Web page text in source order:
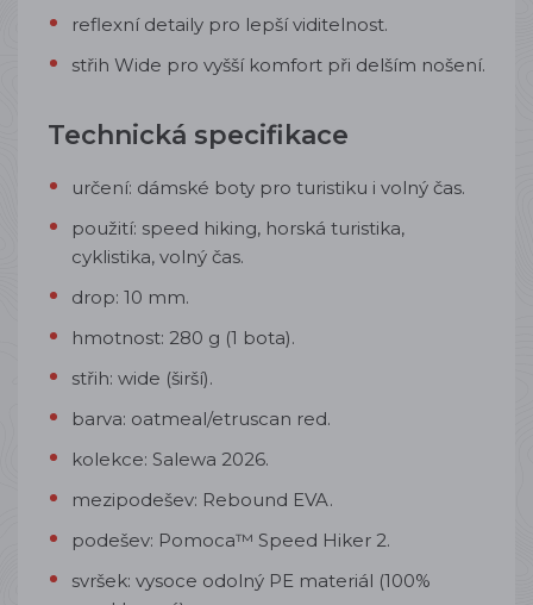
reflexní detaily pro lepší viditelnost.
střih Wide pro vyšší komfort při delším nošení.
Technická specifikace
určení: dámské boty pro turistiku i volný čas.
použití: speed hiking, horská turistika,
cyklistika, volný čas.
drop: 10 mm.
hmotnost: 280 g (1 bota).
střih: wide (širší).
barva: oatmeal/etruscan red.
kolekce: Salewa 2026.
mezipodešev: Rebound EVA.
podešev: Pomoca™ Speed Hiker 2.
svršek: vysoce odolný PE materiál (100%